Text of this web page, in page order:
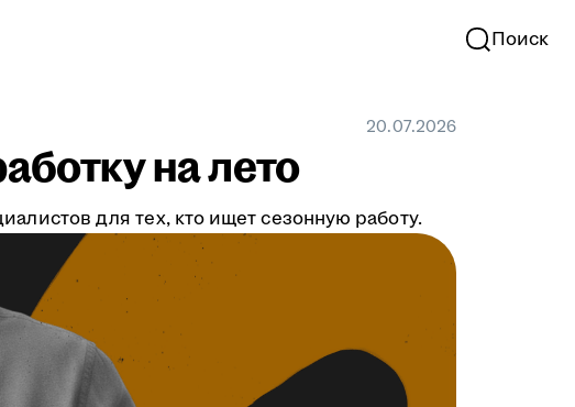
Поиск
20.07.2026
на лето
для тех, кто ищет сезонную работу.